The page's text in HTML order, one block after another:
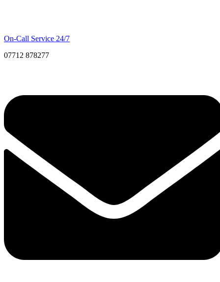
On-Call Service 24/7
07712 878277